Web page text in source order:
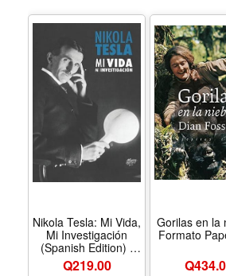
de esa idea y del hombre que la
Nikola Tesla: Mi Vida,
Mi Investigación
(Spanish Edition) -
Formato Paperback
Q219.00
Gorilas en la
Formato
Q